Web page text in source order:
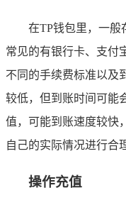
在TP钱包里，一般
常见的有银行卡、支付
不同的手续费标准以及
较低，但到账时间可能
值，可能到账速度较快
自己的实际情况进行合
操作充值